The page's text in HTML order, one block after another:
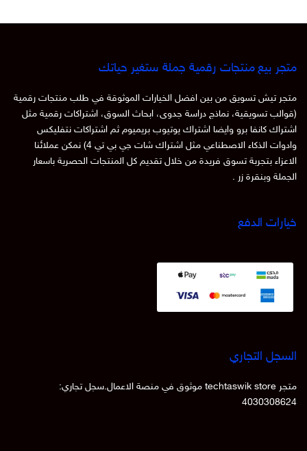
متجر بيع منتجات رقمية جملة ستغير حياتك
متجر تيش تسويق من بين افضل الخيارات الموثوقة في طلب منتجات رقمية
(قوالب تسويقية، نماذج دراسة جدوى، ابحاث السوق، اشتراكات رقمية مثل
اشتراك كانفا برو وايضا اشتراك يوتيوب بريميوم ثم اشتراكات نتفليكس
وادوات الذكاء الاصطناعي مثل اشتراك شات جي بي تي 4) نمكن عملائنا
الاعزاء بتجربة تسوق فريدة من خلال تقديم كل المنتجات الحصرية باسعار
الجملة وبنقرة زر .
خيارات الدفع
السجل التجاري
متجر techtaswik store موثوق في منصة الاعمال.سجل تجاري:
4030308624